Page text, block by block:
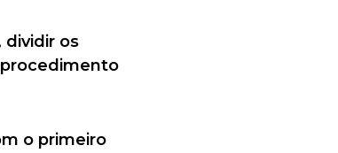
dividir os
o primeiro